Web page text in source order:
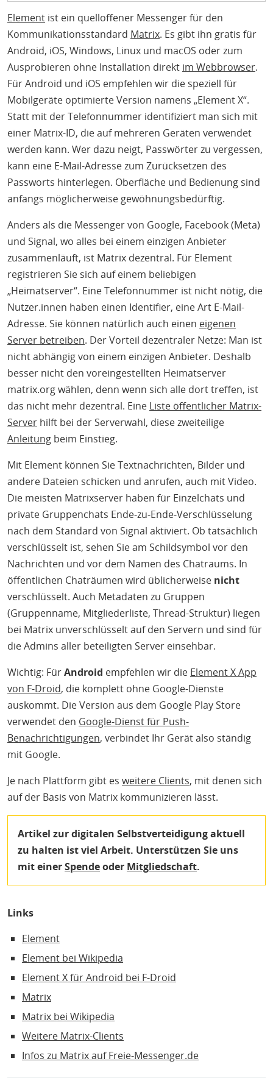
Element ist ein quelloffener Messenger für den
Kommunikationsstandard Matrix. Es gibt ihn gratis für
Android, iOS, Windows, Linux und macOS oder zum
Ausprobieren ohne Installation direkt im Webbrowser.
Für Android und iOS empfehlen wir die speziell für
Mobilgeräte optimierte Version namens „Element X“.
Statt mit der Telefonnummer identifiziert man sich mit
einer Matrix-ID, die auf mehreren Geräten verwendet
werden kann. Wer dazu neigt, Passwörter zu vergessen,
kann eine E-Mail-Adresse zum Zurücksetzen des
Passworts hinterlegen. Oberfläche und Bedienung sind
anfangs möglicherweise gewöhnungsbedürftig.
Anders als die Messenger von Google, Facebook (Meta)
und Signal, wo alles bei einem einzigen Anbieter
zusammenläuft, ist Matrix dezentral. Für Element
registrieren Sie sich auf einem beliebigen
„Heimatserver“. Eine Telefonnummer ist nicht nötig, die
Nutzer.innen haben einen Identifier, eine Art E-Mail-
Adresse. Sie können natürlich auch einen eigenen
Server betreiben. Der Vorteil dezentraler Netze: Man ist
nicht abhängig von einem einzigen Anbieter. Deshalb
besser nicht den voreingestellten Heimatserver
matrix.org wählen, denn wenn sich alle dort treffen, ist
das nicht mehr dezentral. Eine Liste öffentlicher Matrix-
Server hilft bei der Serverwahl, diese zweiteilige
Anleitung beim Einstieg.
Mit Element können Sie Textnachrichten, Bilder und
andere Dateien schicken und anrufen, auch mit Video.
Die meisten Matrixserver haben für Einzelchats und
private Gruppenchats Ende-zu-Ende-Verschlüsselung
nach dem Standard von Signal aktiviert. Ob tatsächlich
verschlüsselt ist, sehen Sie am Schildsymbol vor den
Nachrichten und vor dem Namen des Chatraums. In
öffentlichen Chaträumen wird üblicherweise nicht
verschlüsselt. Auch Metadaten zu Gruppen
(Gruppenname, Mitgliederliste, Thread-Struktur) liegen
bei Matrix unverschlüsselt auf den Servern und sind für
die Admins aller beteiligten Server einsehbar.
Wichtig: FürAndroid empfehlen wir die Element X App
von F-Droid, die komplett ohne Google-Dienste
auskommt. Die Version aus dem Google Play Store
verwendet den Google-Dienst für Push-
Benachrichtigungen, verbindet Ihr Gerät also ständig
mit Google.
Je nach Plattform gibt es weitere Clients, mit denen sich
auf der Basis von Matrix kommunizieren lässt.
Artikel zur digitalen Selbstverteidigung aktuell
zu halten ist viel Arbeit. Unterstützen Sie uns
mit einerSpendeoder Mitgliedschaft.
Links
Element
Element bei Wikipedia
Element X für Android bei F-Droid
Matrix
Matrix bei Wikipedia
Weitere Matrix-Clients
Infos zu Matrix auf Freie-Messenger.de